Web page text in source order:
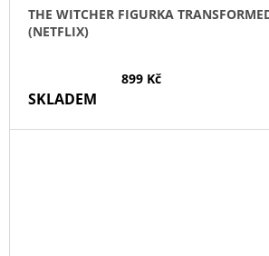
THE WITCHER FIGURKA
(NETFLIX)
899 Kč
SKLADEM